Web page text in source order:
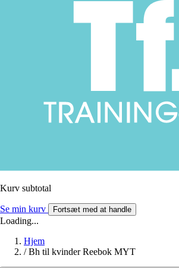
Kurv subtotal
Se min kurv Fortsæt med at handle
Loading...
Hjem
/ Bh til kvinder Reebok MYT